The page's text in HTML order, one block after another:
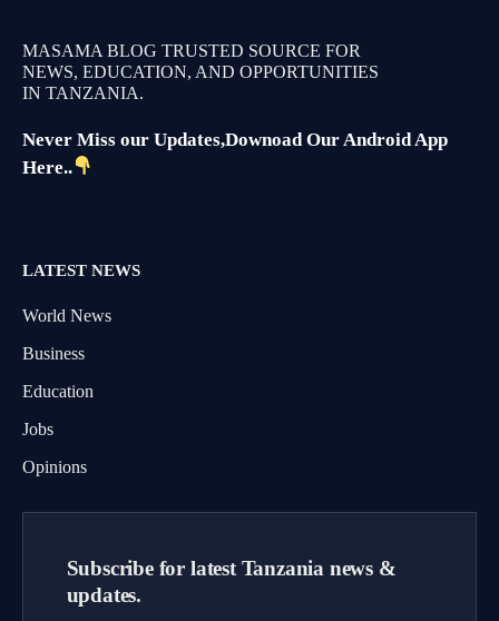
MASAMA BLOG TRUSTED SOURCE FOR
NEWS, EDUCATION, AND OPPORTUNITIES
IN TANZANIA.
Never Miss our Updates,Downoad Our Android App
Here..
LATEST NEWS
World News
Business
Education
Jobs
Opinions
Subscribe for latest Tanzania news &
updates.